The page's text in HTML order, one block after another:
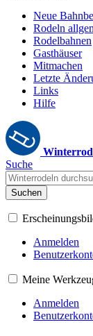
Neue
Rodeln
Rodelbahnen
Gasthäuser
Mitmachen
Letzte
Links
Hilfe
Suche
Suchen
Anmelden
Meine
Anmelden